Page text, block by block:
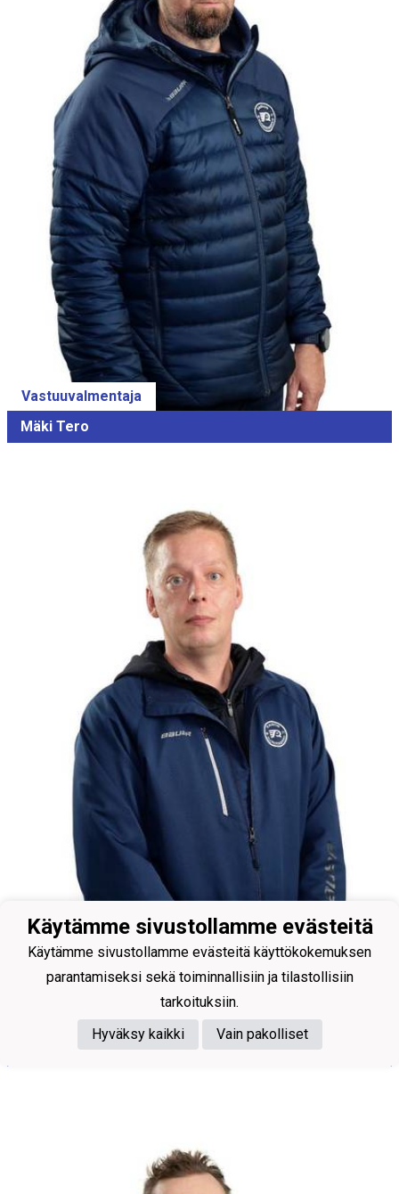
Vastuuvalmentaja
Mäki Tero
Valmentaja
Koskelainen Jukka
Käytämme sivustollamme evästeitä
Käytämme sivustollamme evästeitä käyttökokemuksen
parantamiseksi sekä toiminnallisiin ja tilastollisiin
tarkoituksiin.
Hyväksy kaikki
Vain pakolliset